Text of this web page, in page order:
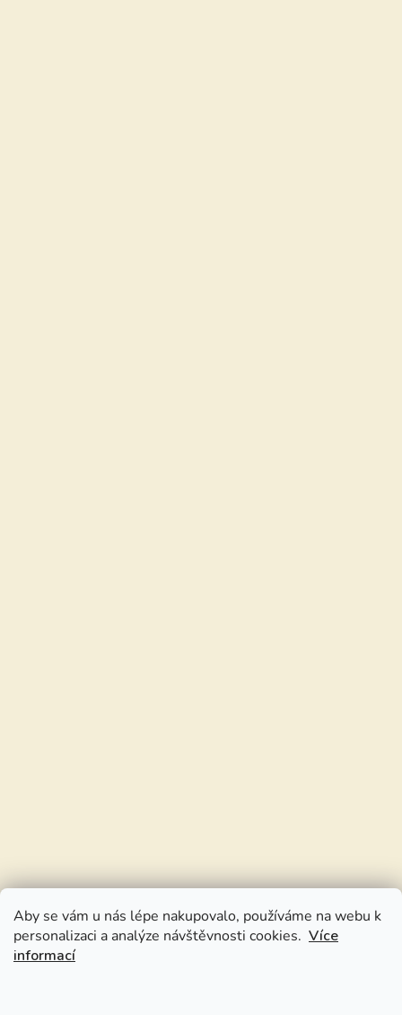
Aby se vám u nás lépe nakupovalo, používáme na webu k
personalizaci a analýze návštěvnosti cookies. Více
informací